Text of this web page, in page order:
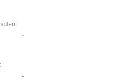
-
-